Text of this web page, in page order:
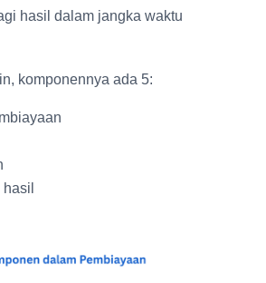
hasil dalam jangka waktu
komponennya ada 5: